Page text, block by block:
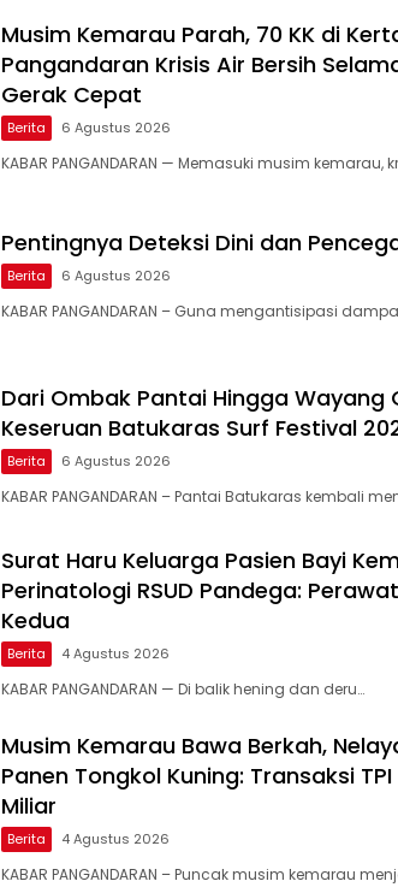
Musim Kemarau Parah, 70 KK di
Pangandaran Krisis Air Bersih
Gerak Cepat
Berita 6 Agustus 2026
KABAR PANGANDARAN — Memasuki musim kemarau,
Pentingnya Deteksi Dini dan
Berita 6 Agustus 2026
KABAR PANGANDARAN – ​Guna mengantisipasi
Dari Ombak Pantai Hingga Wayang
Keseruan Batukaras Surf Festival
Berita 6 Agustus 2026
KABAR PANGANDARAN – Pantai Batukaras kembali
Surat Haru Keluarga Pasien Bayi
Perinatologi RSUD Pandega:
Kedua
Berita 4 Agustus 2026
KABAR ​PANGANDARAN — Di balik hening dan deru…
Musim Kemarau Bawa Berkah,
Panen Tongkol Kuning: Transaksi TPI
Miliar
Berita 4 Agustus 2026
KABAR PANGANDARAN – Puncak musim kemarau